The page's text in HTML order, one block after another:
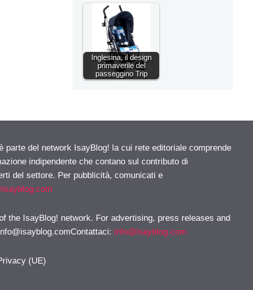
Inglesina, il design
primaverile del
passeggino Trip
parte del network IsayBlog! la cui rete editoriale comprende
indipendente che contano sul contributo di
del settore. Per pubblicità, comunicati e
the IsayBlog! network. For advertising, press releases and
: info@isayblog.com
(UE)